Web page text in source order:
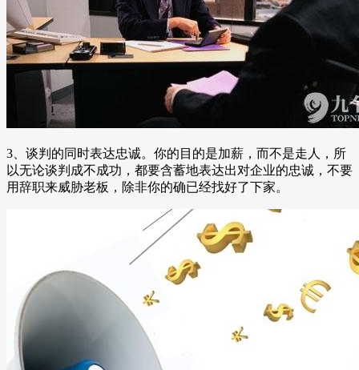
3、谈判的同时表达忠诚。你的目的是加薪，而不是走人，所
以无论谈判成不成功，都要含蓄地表达出对企业的忠诚，不要
用辞职来威胁老板，除非你的确已经找好了下家。